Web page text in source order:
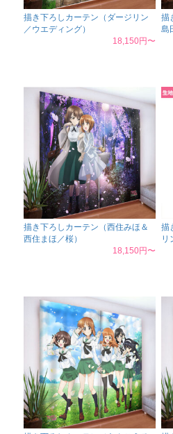
描き下ろしカーテン（ダージリン
／ウエディング）
18,150円〜
描
島
描き下ろしカーテン（西住みほ＆
西住まほ／桜）
18,150円〜
描
リ